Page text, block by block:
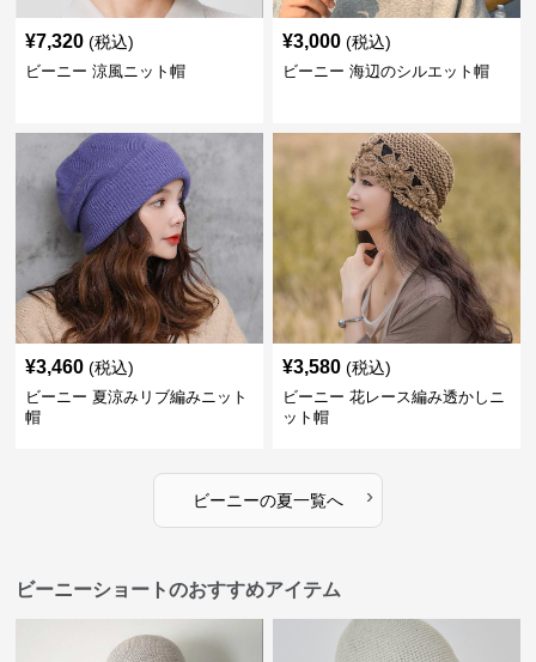
¥7,320 (税込)
ビーニー 涼風ニット帽
¥3,000 (税込)
ビーニー 海辺のシルエット帽
¥3,460 (税込)
ビーニー 夏涼みリブ編みニット
帽
¥3,580 (税込)
ビーニー 花レース編み透かしニ
ット帽
ビーニーの夏一覧へ ›
ビーニーショートのおすすめアイテム